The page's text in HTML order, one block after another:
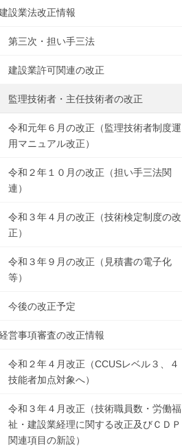
設業法改正情報
第三次・担い手三法
建設業許可関連の改正
監理技術者・主任技術者の改正
令和元年６月の改正（監理技術者制度運
用マニュアル改正）
令和２年１０月の改正（担い手三法関
連）
令和３年４月の改正（技術検定制度の改
正）
令和３年９月の改正（見積書の電子化
等）
今後の改正予定
営事項審査の改正情報
令和２年４月改正（CCUSレベル３、４
技能者加点対象へ）
令和３年４月改正（技術職員数・労働福
祉・建設業経理に関する改正及びＣＤＰ
関連項目の新設）